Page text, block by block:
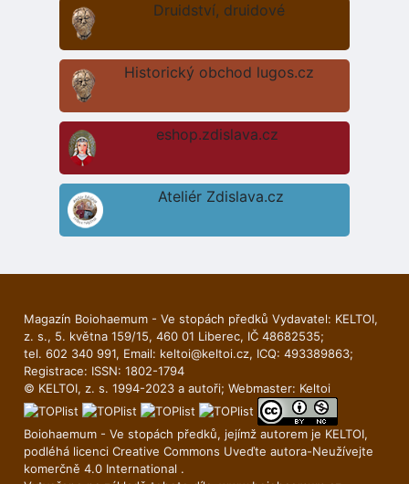
Druidství, druidové
Historický obchod lugos.cz
eshop.zdislava.cz
Ateliér Zdislava.cz
Magazín Boiohaemum - Ve stopách předků Vydavatel: KELTOI,
z. s., 5. května 159/15, 460 01 Liberec, IČ 48682535;
tel. 602 340 991, Email: keltoi@keltoi.cz, ICQ: 493389863;
Registrace: ISSN: 1802-1794
© KELTOI, z. s. 1994-2023 a autoři; Webmaster: Keltoi
Boiohaemum - Ve stopách předků, jejímž autorem je KELTOI,
podléhá licenci Creative Commons Uveďte autora-Neuží­vejte
komerčně 4.0 International .